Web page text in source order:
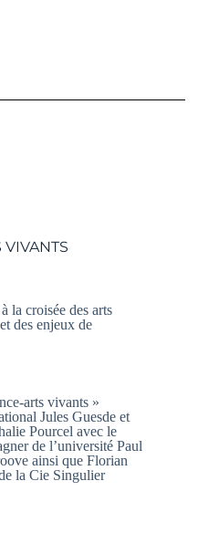
VIVANTS
la croisée des arts
des enjeux de
arts vivants »
Jules Guesde et
Pourcel avec le
de l’université Paul
ainsi que Florian
la Cie Singulier